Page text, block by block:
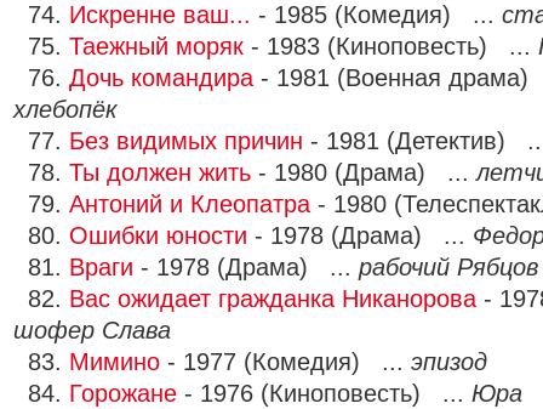
74. Искренне ваш... - 1985 (Комедия) ...
75. Таежный моряк - 1983 (Киноповесть) ...
76. Дочь командира - 1981 (Военная
хлебопёк
77. Без видимых причин - 1981 (Детектив)
78. Ты должен жить - 1980 (Драма) ...
79. Антоний и Клеопатра - 1980
80. Ошибки юности - 1978 (Драма) ...
81. Враги - 1978 (Драма) ... рабочий Рябцов
82. Вас ожидает гражданка Никанорова -
шофер Слава
83. Мимино - 1977 (Комедия) ... эпизод
84. Горожане - 1976 (Киноповесть) ... Юра